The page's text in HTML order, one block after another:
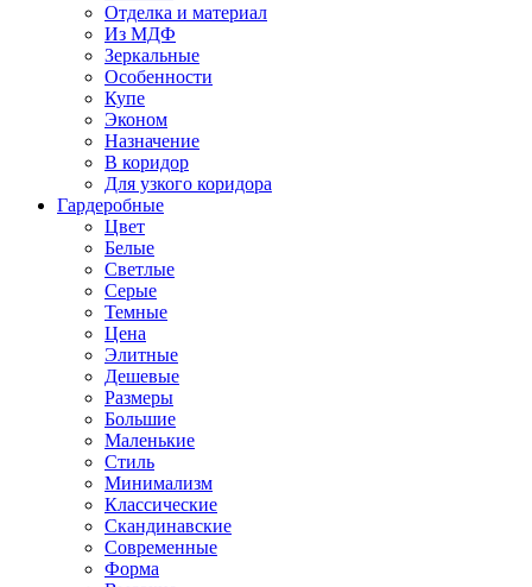
Отделка и материал
Из МДФ
Зеркальные
Особенности
Купе
Эконом
Назначение
В коридор
Для узкого коридора
Гардеробные
Цвет
Белые
Светлые
Серые
Темные
Цена
Элитные
Дешевые
Размеры
Большие
Маленькие
Стиль
Минимализм
Классические
Скандинавские
Современные
Форма